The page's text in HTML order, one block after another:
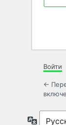
Войти
←
Язык